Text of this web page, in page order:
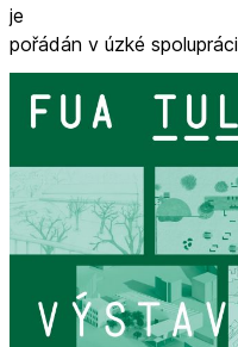
je
pořádán v úzké